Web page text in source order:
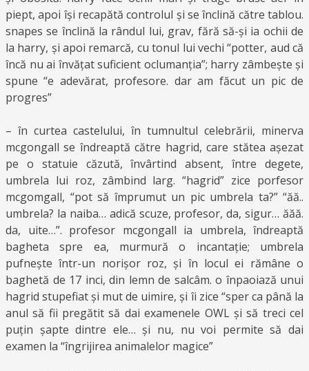
piept, apoi își recapătă controlul și se înclină către tablou.
snapes se înclină la rândul lui, grav, fără să-și ia ochii de
la harry, și apoi remarcă, cu tonul lui vechi “potter, aud că
încă nu ai învățat suficient oclumanția”; harry zâmbește și
spune “e adevărat, profesore. dar am făcut un pic de
progres”
– în curtea castelului, în tumnultul celebrării, minerva
mcgongall se îndreaptă către hagrid, care stătea așezat
pe o statuie căzută, învârtind absent, între degete,
umbrela lui roz, zâmbind larg. “hagrid” zice porfesor
mcgomgall, “pot să împrumut un pic umbrela ta?” “ăă..
umbrela? la naiba… adică scuze, profesor, da, sigur… ăăă.
da, uite…”. profesor mcgongall ia umbrela, îndreaptă
bagheta spre ea, murmură o incantație; umbrela
pufnește într-un norișor roz, și în locul ei rămâne o
baghetă de 17 inci, din lemn de salcâm. o înpaoiază unui
hagrid stupefiat și mut de uimire, și îi zice “sper ca până la
anul să fii pregătit să dai examenele OWL și să treci cel
puțin șapte dintre ele… și nu, nu voi permite să dai
examen la “îngrijirea animalelor magice”